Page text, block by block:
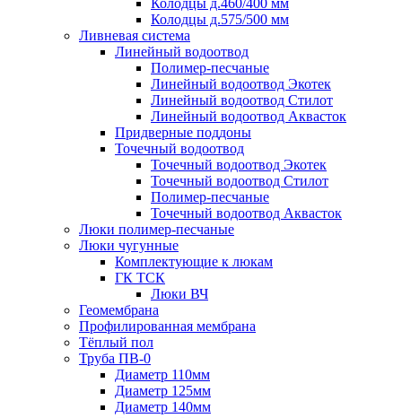
Колодцы д.575/500 мм
Ливневая система
Линейный водоотвод
Полимер-песчаные
Линейный водоотвод Экотек
Линейный водоотвод Стилот
Линейный водоотвод Аквасток
Придверные поддоны
Точечный водоотвод
Точечный водоотвод Экотек
Точечный водоотвод Стилот
Полимер-песчаные
Точечный водоотвод Аквасток
Люки полимер-песчаные
Люки чугунные
Комплектующие к люкам
ГК ТСК
Люки ВЧ
Геомембрана
Профилированная мембрана
Тёплый пол
Труба ПВ-0
Диаметр 110мм
Диаметр 125мм
Диаметр 140мм